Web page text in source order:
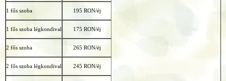
1 fős szoba 195 RON/éj
1 fős szoba légkondival 175 RON/éj
2 fős szoba 265 RON/éj
2 fős szoba légkondival 245 RON/éj